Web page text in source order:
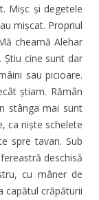
Mișc și degetele
mișcat. Propriul
cheamă Alehar
Știu cine sunt dar
sau picioare.
știam. Rămân
stânga mai sunt
ca niște schelete
spre tavan. Sub
deschisă
cu mâner de
capătul crăpăturii